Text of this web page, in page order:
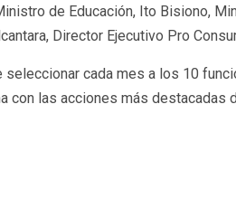
de Educación, Ito Bisiono,
Director Ejecutivo Pro
cada mes a los 10
con las acciones más